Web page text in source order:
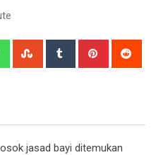
WhatsappStumbleUpon
Tumblr Pinterest
jasad bayi ditemukan